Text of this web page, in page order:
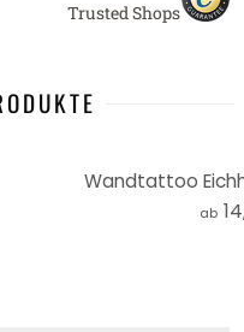
Trusted Shops
Wandtattoo
ab